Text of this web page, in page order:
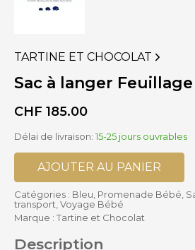
VOIR
PLUS
DE
DE
TARTINE ET CHOCOLAT
Sac à langer Feuillage
CHF 185.00
Délai de livraison: 15-25 jours ouvrables
AJOUTER AU PANIER
Catégories : Bleu Promenade Bébé
transport Voyage Bébé
Marque : Tartine et Chocolat
Description